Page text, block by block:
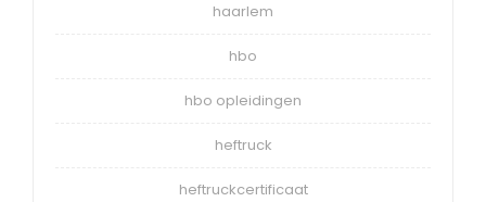
haarlem
hbo
hbo opleidingen
heftruck
heftruckcertificaat